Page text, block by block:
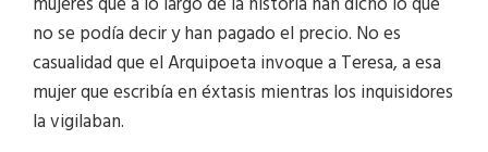
no se podía decir y han pagado el precio. No es
casualidad que el Arquipoeta invoque a Teresa, a esa
mujer que escribía en éxtasis mientras los inquisidores
la vigilaban.